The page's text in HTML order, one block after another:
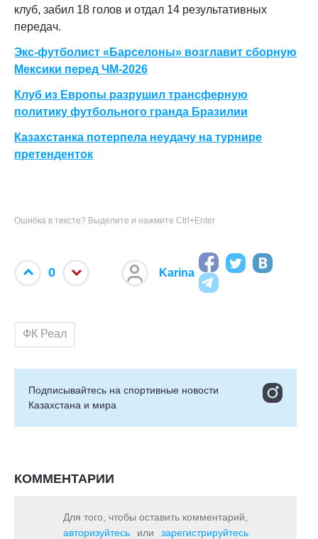
клуб, забил 18 голов и отдал 14 результативных
передач.
Экс-футболист «Барселоны» возглавит сборную
Мексики перед ЧМ-2026
Клуб из Европы разрушил трансферную
политику футбольного гранда Бразилии
Казахстанка потерпела неудачу на турнире
претенденток
Ошибка в тексте? Выделите и нажмите Ctrl+Enter
0 Karina
ФК Реал
Подписывайтесь на cпортивные новости
Казахстана и мира
КОММЕНТАРИИ
Для того, чтобы оставить комментарий,
авторизуйтесь
или зарегистрируйтесь